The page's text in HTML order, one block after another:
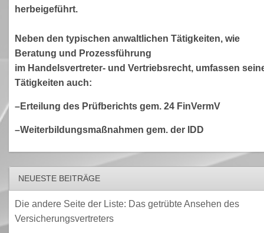
herbeigeführt.
Neben den typischen anwaltlichen Tätigkeiten, wie
Beratung und Prozessführung
im Handelsvertreter- und Vertriebsrecht, umfassen
Tätigkeiten auch:
–Erteilung des Prüfberichts gem. 24 FinVermV
–Weiterbildungsmaßnahmen gem. der IDD
NEUESTE BEITRÄGE
Die andere Seite der Liste: Das getrübte Ansehen des
Versicherungsvertreters